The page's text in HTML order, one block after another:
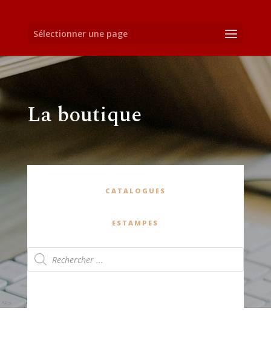
Sélectionner une page
La boutique
CATALOGUES
ESTAMPES
Recherche
de
produits